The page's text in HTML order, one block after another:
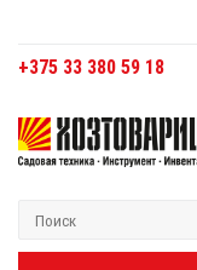
+375 33 380 59 18